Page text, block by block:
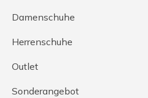
Damenschuhe
Herrenschuhe
Outlet
Sonderangebot